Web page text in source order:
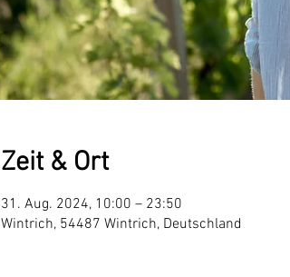
Zeit & Ort
31. Aug. 2024, 10:00 – 23:50
Wintrich, 54487 Wintrich, Deutschland